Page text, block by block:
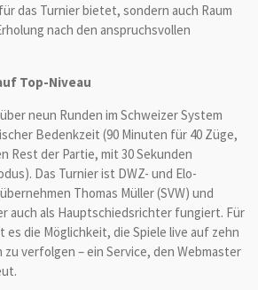
das Turnier bietet, sondern auch Raum
nach den anspruchsvollen
Top-Niveau
neun Runden im Schweizer System
Bedenkzeit (90 Minuten für 40 Züge,
Rest der Partie, mit 30 Sekunden
Das Turnier ist DWZ- und Elo-
Thomas Müller (SVW) und
auch als Hauptschiedsrichter fungiert. Für
die Möglichkeit, die Spiele live auf zehn
verfolgen – ein Service, den Webmaster